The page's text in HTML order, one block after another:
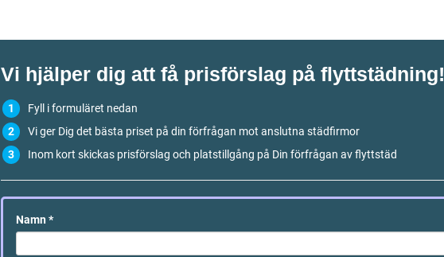
Vi hjälper dig att få prisförslag på flyttstädning!
Fyll i formuläret nedan
Vi ger Dig det bästa priset på din förfrågan mot anslutna städfirmor
Inom kort skickas prisförslag och platstillgång på Din förfrågan av flyttstäd
Namn*